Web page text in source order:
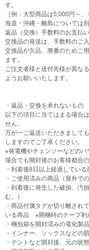
す。
［例：大型商品は5,000円～
海道・沖縄・離島については
返品（交換）手数料のお支払
交換品の発送は、手数料のご
交換品が欠品、廃番のためご
ます。
ご注文者様と送付先様が異な
ようお願いいたします。
・返品・交換を承れないもの
以下の項目に当てはまる場合
せん。
万が一ご返送いただきまして
しますのでご了承ください。
※発電機やチェンソーなどの
場合でも開封後のお客様都合
・到着後8日以上経過している
・ご使用済みの商品（屋外で
・到着後に発生した破損、汚
む。）
・商品付属タグが切り離され
いる商品 ※開梱時のテープ剥
・梱包箱を開封済みの電化製
・インナー、ソックスなどの
・テントなど開封後、元の状